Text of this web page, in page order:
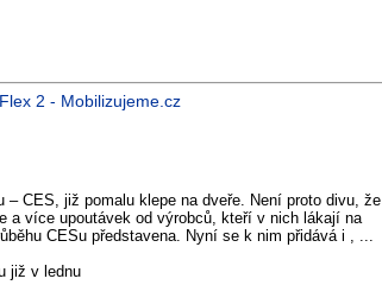
2 - Mobilizujeme.cz
– CES, již pomalu klepe na dveře. Není proto divu, že
a více upoutávek od výrobců, kteří v nich lákají na
CESu představena. Nyní se k nim přidává i , ...
již v lednu